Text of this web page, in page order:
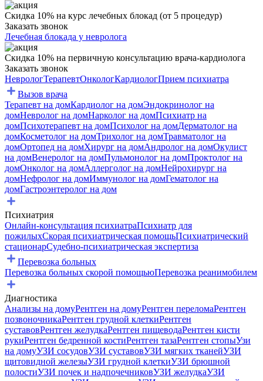
Скидка 10% на курс лечебных блокад (от 5 процедур)
Заказать звонок
Лечебная блокада у невролога
Скидка 10% на первичную консультацию врача-кардиолога
Заказать звонок
НеврологТерапевтОнкологКардиологПрием психиатра
Вызов врача
Терапевт на домКардиолог на домЭндокринолог на
домНевролог на домНарколог на домПсихиатр на
домПсихотерапевт на домПсихолог на домДерматолог на
домКосметолог на домТрихолог на домТравматолог на
домОртопед на домХирург на домАндролог на домОкулист
на домВенеролог на домПульмонолог на домПроктолог на
домОнколог на домАллерголог на домНейрохирург на
домНефролог на домИммунолог на домГематолог на
домГастроэнтеролог на дом
Психиатрия
Онлайн-консультация психиатраПсихиатр для
пожилыхСкорая психиатрическая помощьПсихиатрический
стационарСудебно-психиатрическая экспертиза
Перевозка больных
Перевозка больных скорой помощьюПеревозка реанимобилем
Диагностика
Анализы на домуРентген на домуРентген переломаРентген
позвоночникаРентген грудной клеткиРентген
суставовРентген желудкаРентген пищеводаРентген кисти
рукиРентген бедренной костиРентген тазаРентген стопыУзи
на домуУЗИ сосудовУЗИ суставовУЗИ мягких тканейУЗИ
щитовидной железыУЗИ грудной клеткиУЗИ брюшной
полостиУЗИ почек и надпочечниковУЗИ желудкаУЗИ